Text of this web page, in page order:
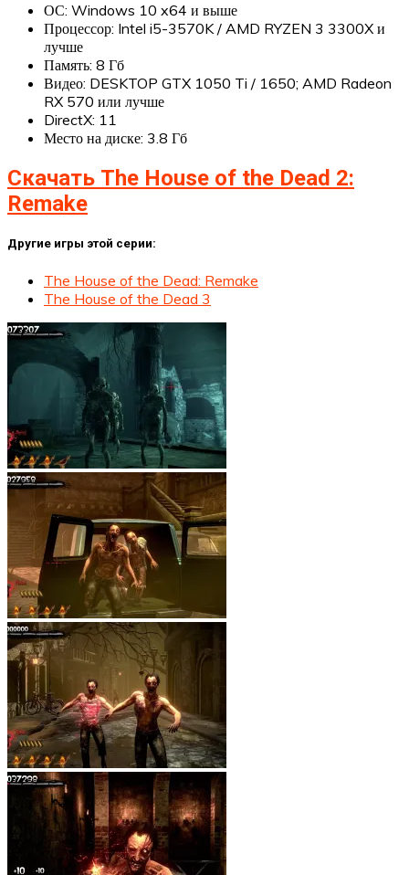
ОС: Windows 10 x64 и выше
Процессор: Intel i5-3570K / AMD RYZEN 3 3300X и
лучше
Память: 8 Гб
Видео: DESKTOP GTX 1050 Ti / 1650; AMD Radeon
RX 570 или лучше
DirectX: 11
Место на диске: 3.8 Гб
Скачать The House of the Dead 2:
Remake
Другие игры этой серии:
The House of the Dead: Remake
The House of the Dead 3